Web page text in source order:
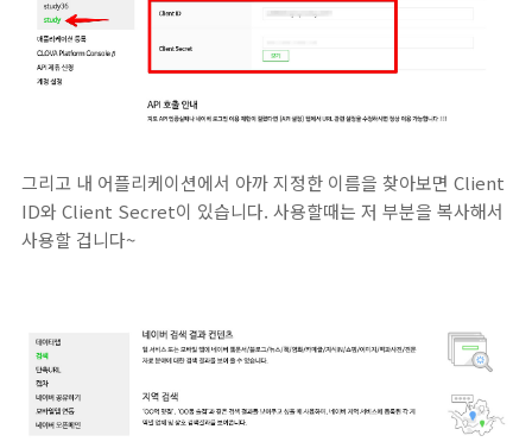
그리고 내 어플리케이션에서 아까 지정한 이름을 찾아보면 Client
ID와 Client Secret이 있습니다. 사용할때는 저 부분을 복사해서
사용할 겁니다~